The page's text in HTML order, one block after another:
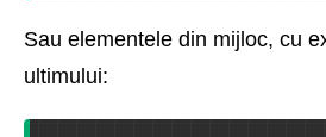
Sau elementele din mijloc, cu
ultimului: